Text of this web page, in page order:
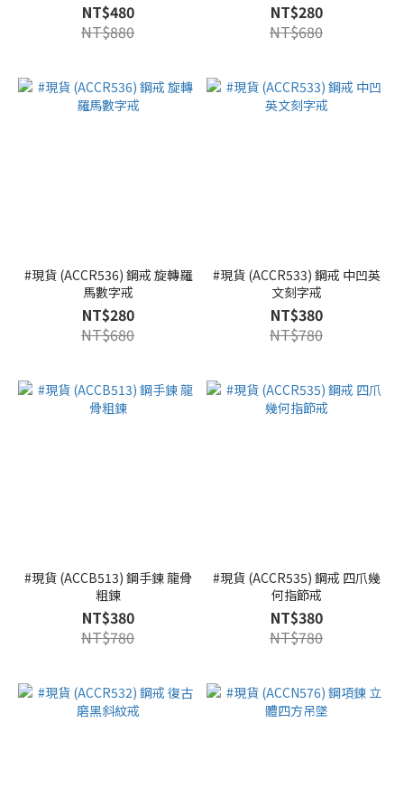
NT$480
NT$880
NT$280
NT$680
#現貨 (ACCR536) 鋼戒 旋轉羅
馬數字戒
NT$280
NT$680
#現貨 (ACCR533) 鋼戒 中凹英
文刻字戒
NT$380
NT$780
#現貨 (ACCB513) 鋼手鍊 龍骨
粗鍊
NT$380
NT$780
#現貨 (ACCR535) 鋼戒 四爪幾
何指節戒
NT$380
NT$780